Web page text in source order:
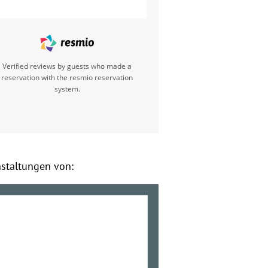
Verified reviews by guests who made a
reservation with the resmio reservation
system.
von: